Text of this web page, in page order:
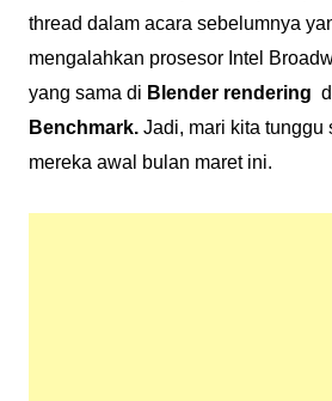
thread dalam acara sebelumnya
mengalahkan prosesor Intel
yang sama di Blender rendering
Benchmark. Jadi, mari kita tunggu
mereka awal bulan maret ini.